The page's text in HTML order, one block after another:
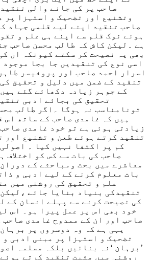
صاحب پر کی جانے والی
وتشنیع اور تضحیک و استہزا پر
صاحب تنقید اپنے لیے قلمی جہاد
ہوئے نوک قلم سے اپنے ہی علم و
ہے ۔لیکن کاش کہ طالب محسن صاحب
بھی یہ نصیحت کر سکتے کیونکہ ان
اسی نوع کی تنقیدیں جا بجا موجود
اسرار احمد صاحب اور پروفیسر
تنقید کے ضمن میں دلیل و تحقیق
کے جوہر زیادہ دکھائے گئے
تحقیق کی بجائے ادبی
تونامناسب نہ ہوگا ۔اگر طالب
ہیں کہ غامدی صاحب کے ساتھ اس
زیادتی ہوئی ہے تو خود غامدی
تنقید کرتے ہوئے طعن و تشنیع اور
کم پر اکتفا نہیں کیا ۔
صاحب کی بات سے کس کو اختلاف
معاشرے میں بحث ومباحثے کے
بات معلوم کرنے کے لیے ادبی و
علم و تحقیق کی روشنی میں
تنقیدکی بنیاد بنایا جائے
کی نصیحت کرنے سے پہلے انسان کے
خود بھی اس پر عمل پیرا ہو۔ اس
صاحب اور ان کے ممدوح غامدی صاحب
یہی ہے کہ وہ دوسروں پر
تضحیک و استہزا پر مبنی ادبی و
’برہان ‘نہ بنائیں بلکہ مسلمہ
روشنی میں مثبت تنقید کرتے